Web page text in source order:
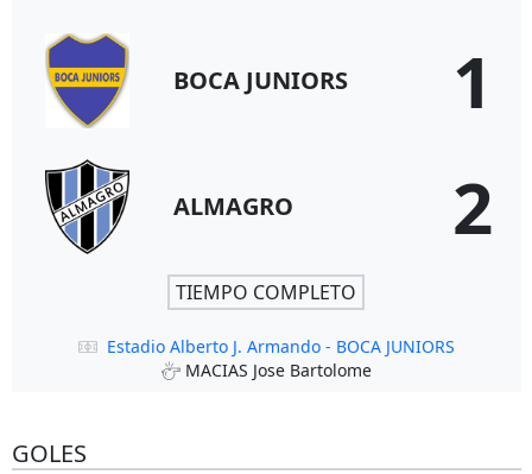
BOCA JUNIORS 1
ALMAGRO 2
TIEMPO COMPLETO
Estadio Alberto J. Armando - BOCA JUNIORS
MACIAS Jose Bartolome
GOLES